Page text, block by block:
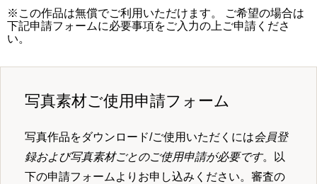
※この作品は無償でご利用いただけます。 ご希望の場合は
下記申請フォームに必要事項をご入力の上ご申請くださ
い。
写真素材ご使用申請フォーム
写真作品をダウンロード/ご使用いただくには会員登
録および写真素材ごとのご使用申請が必要です。以
下の申請フォームよりお申し込みください。審査の